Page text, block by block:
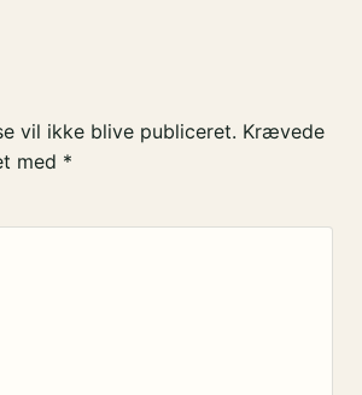
vil ikke blive publiceret. Krævede
med *